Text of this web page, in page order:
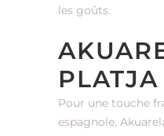
les goûts.
PLATJA
Pour une touche
espagnole,